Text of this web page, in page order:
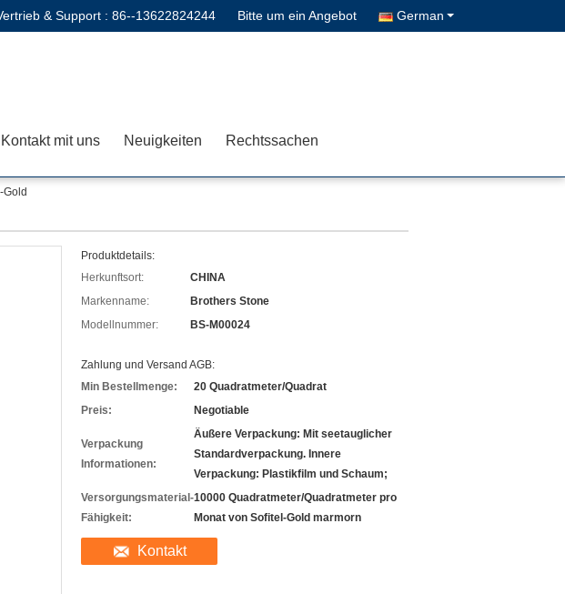
& Support : 86--13622824244 Bitte um ein Angebot German
Kontakt mit uns Neuigkeiten Rechtssachen
Gold
Produktdetails:
Herkunftsort:
CHINA
Markenname:
Brothers Stone
Modellnummer:
BS-M00024
Zahlung und Versand AGB:
Min Bestellmenge:
20 Quadratmeter/Quadrat
Preis:
Negotiable
Verpackung
Informationen:
Äußere Verpackung: Mit seetauglicher
Standardverpackung. Innere
Verpackung: Plastikfilm und Schaum;
Versorgungsmaterial-
Fähigkeit:
10000 Quadratmeter/Quadratmeter pro
Monat von Sofitel-Gold marmorn
Kontakt